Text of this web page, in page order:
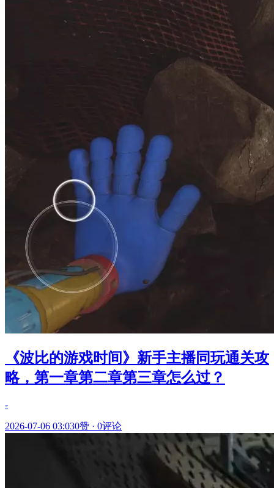
《波比的游戏时间》新手主播同玩通关攻
略，第一章第二章第三章怎么过？
-
2026-07-06 03:030赞 · 0评论